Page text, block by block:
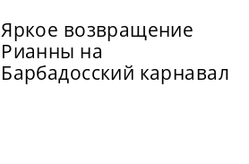
Яркое возвращение
Рианны на
Барбадосский карнавал